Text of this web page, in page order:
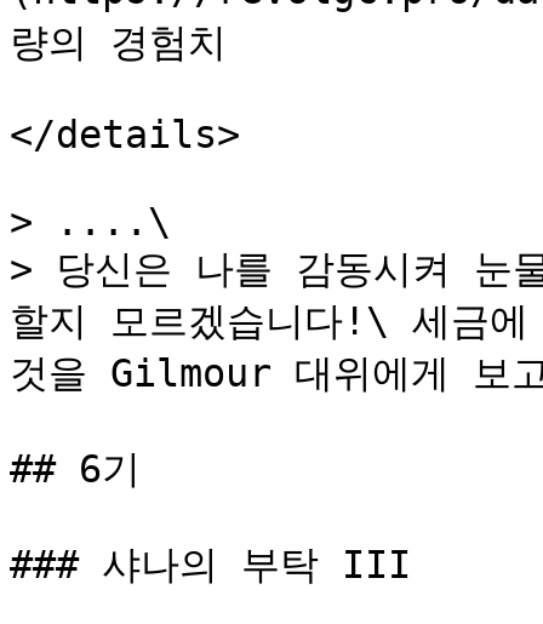
량의 경험치
</details>
> ....\
> 당신은 나를 감동시켜 눈
할지 모르겠습니다!\ 세금
것을 Gilmour 대위에게 보
## 6기
### 샤나의 부탁 III